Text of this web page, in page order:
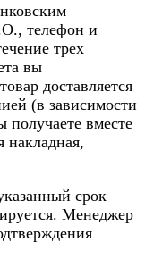
телефон и
трех
вы
доставляется
(в зависимости
вместе
накладная,
срок
Менеджер